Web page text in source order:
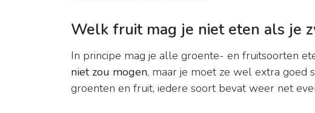
Welk fruit mag je niet eten als je
In principe mag je alle groente- en fruitsoorten
niet zou mogen, maar je moet ze wel extra goed
groenten en fruit, iedere soort bevat weer net